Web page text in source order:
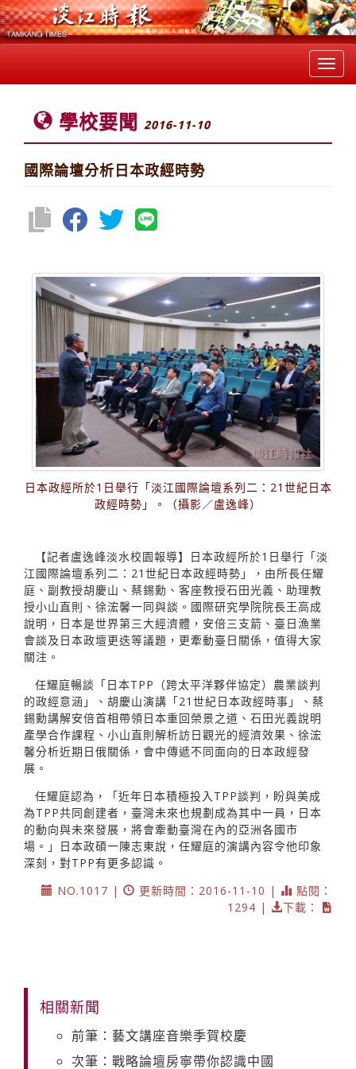
學校要聞 2016-11-10
國際論壇分析日本政經時勢
日本政經所於1日舉行「淡江國際論壇系列二：21世紀日本
政經時勢」。（攝影／盧逸峰）
【記者盧逸峰淡水校園報導】日本政經所於1日舉行「淡
江國際論壇系列二：21世紀日本政經時勢」，由所長任耀
庭、副教授胡慶山、蔡錫勳、客座教授石田光義、助理教
授小山直則、徐浤馨一同與談。國際研究學院院長王高成
說明，日本是世界第三大經濟體，安倍三支箭、臺日漁業
會談及日本政壇更迭等議題，更牽動臺日關係，值得大家
關注。
任耀庭暢談「日本TPP（跨太平洋夥伴協定）農業談判
的政經意涵」、胡慶山演講「21世紀日本政經時事」、蔡
錫勳講解安倍首相帶領日本重回榮景之道、石田光義說明
產學合作課程、小山直則解析訪日觀光的經濟效果、徐浤
馨分析近期日俄關係，會中傳遞不同面向的日本政經發
展。
任耀庭認為，「近年日本積極投入TPP談判，盼與美成
為TPP共同創建者，臺灣未來也規劃成為其中一員，日本
的動向與未來發展，將會牽動臺灣在內的亞洲各國市
場。」日本政碩一陳志東說，任耀庭的演講內容令他印象
深刻，對TPP有更多認識。
NO.1017 |
更新時間：2016-11-10 |
點閱：
1294 |
下載：
相關新聞
前筆：藝文講座音樂季賀校慶
次筆：戰略論壇房寧帶你認識中國